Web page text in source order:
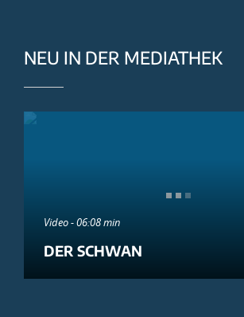
NEU IN DER MEDIATHEK
Video - 06:08 min
DER SCHWAN